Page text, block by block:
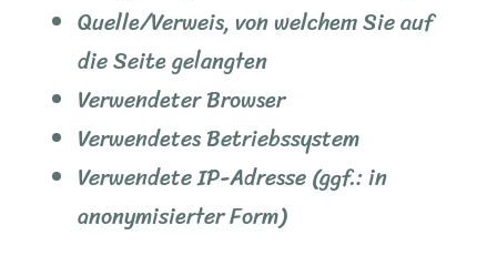
Quelle/Verweis, von welchem Sie auf
die Seite gelangten
Verwendeter Browser
Verwendetes Betriebssystem
Verwendete IP-Adresse (ggf.: in
anonymisierter Form)